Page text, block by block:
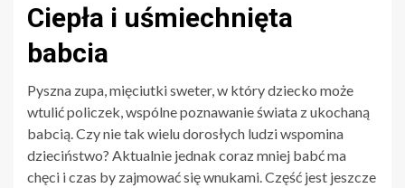
Ciepła i uśmiechnięta
babcia
Pyszna zupa, mięciutki sweter, w który dziecko może
wtulić policzek, wspólne poznawanie świata z ukochaną
babcią. Czy nie tak wielu dorosłych ludzi wspomina
dzieciństwo? Aktualnie jednak coraz mniej babć ma
chęci i czas by zajmować się wnukami. Część jest jeszcze